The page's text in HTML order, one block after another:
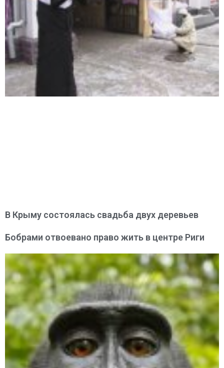
В Крыму состоялась свадьба двух деревьев
Бобрами отвоевано право жить в центре Риги